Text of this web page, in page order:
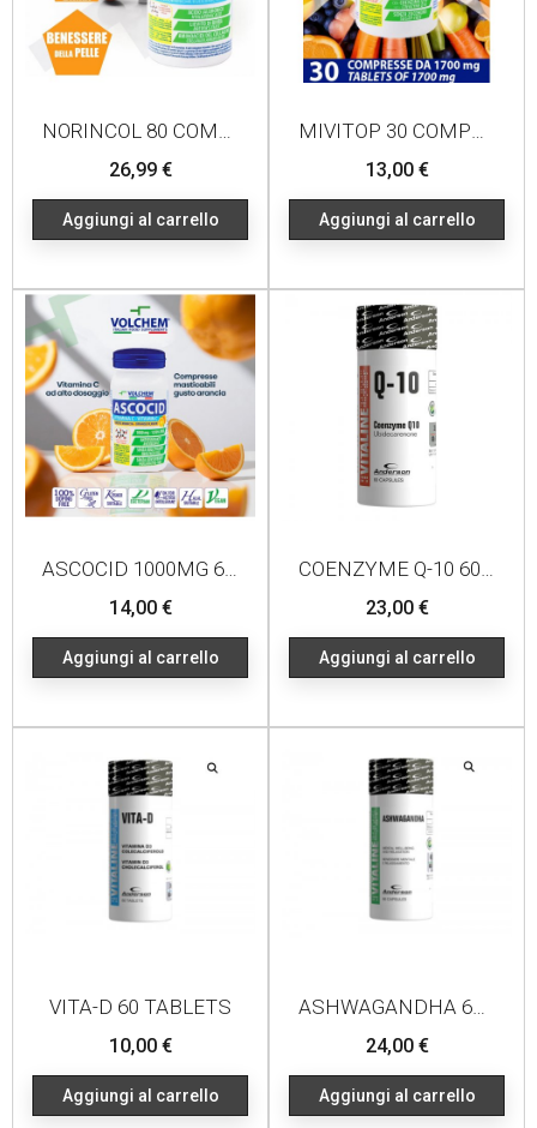
NORINCOL 80 COMPRESSE
Prezzo
26,99 €
Aggiungi al carrello
MIVITOP 30 COMPRESSE
Prezzo
13,00 €
Aggiungi al carrello
ASCOCID 1000MG 60 COMPRESSE
Prezzo
14,00 €
Aggiungi al carrello
COENZYME Q-10 60 CAPSULE
Prezzo
23,00 €
Aggiungi al carrello
VITA-D 60 TABLETS
Prezzo
10,00 €
Aggiungi al carrello
ASHWAGANDHA 60 CAPSULES
Prezzo
24,00 €
Aggiungi al carrello